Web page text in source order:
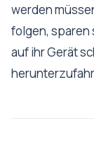
werden
folgen, sparen
auf ihr Gerät